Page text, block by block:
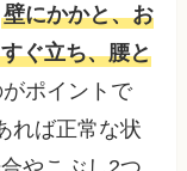
壁にかかと、お
ぐ立ち、腰と
ポイントで
れば正常な状